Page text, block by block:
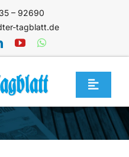
– 92690
tagblatt.de
Toggle